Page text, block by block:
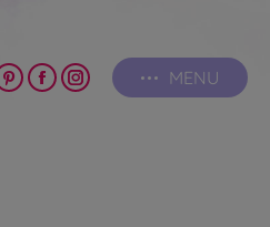
MENU
PinterestFacebook
Instagram